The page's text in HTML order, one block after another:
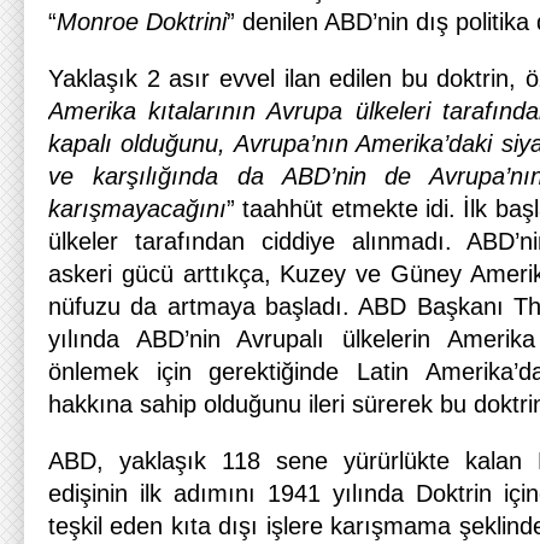
“Monroe Doktrini” denilen ABD’nin dış
Yaklaşık 2 asır evvel ilan edilen bu doktrin,
Amerika kıtalarının Avrupa ülkeleri
kapalı olduğunu, Avrupa’nın Amerika’daki
ve karşılığında da ABD’nin de
karışmayacağını” taahhüt etmekte idi. İlk
ülkeler tarafından ciddiye alınmadı.
askeri gücü arttıkça, Kuzey ve Güney
nüfuzu da artmaya başladı. ABD Başkanı
yılında ABD’nin Avrupalı ülkelerin
önlemek için gerektiğinde Latin
hakkına sahip olduğunu ileri sürerek bu
ABD, yaklaşık 118 sene yürürlükte kalan
edişinin ilk adımını 1941 yılında Doktrin
teşkil eden kıta dışı işlere karışmama